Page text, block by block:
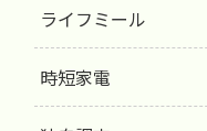
ライフミール
時短家電